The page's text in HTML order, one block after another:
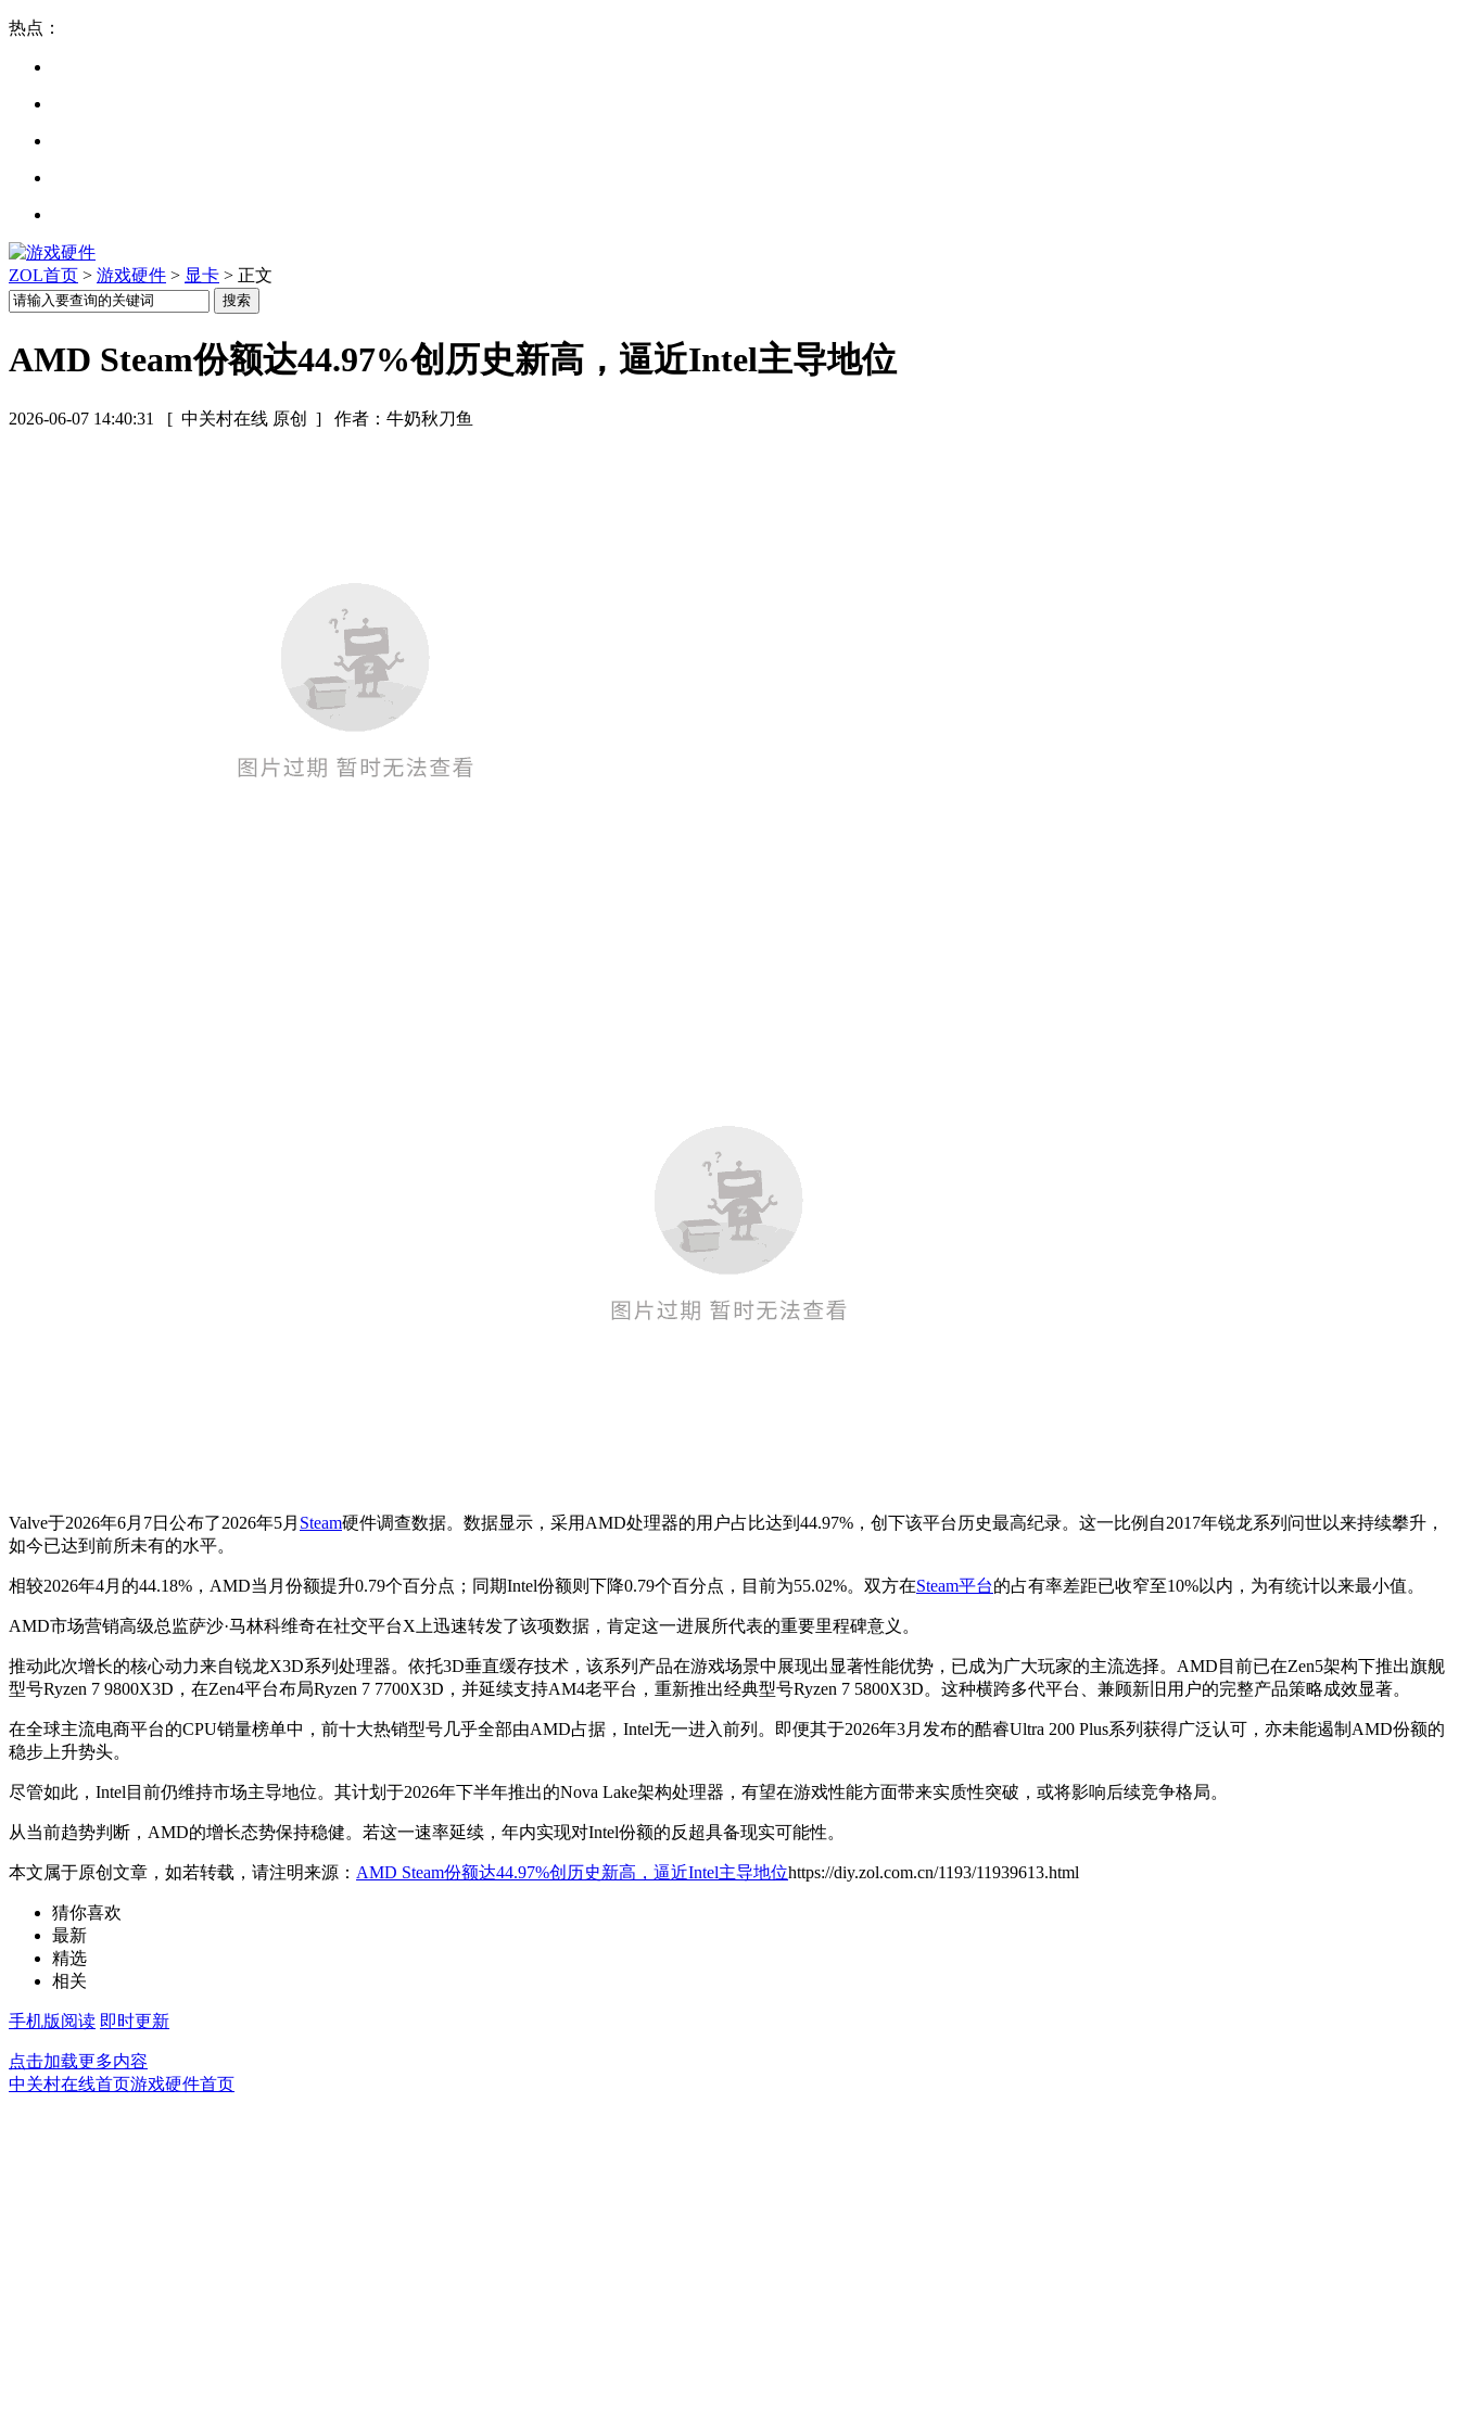
热点：
ZOL首页 > 游戏硬件 > 显卡 > 正文
AMD Steam份额达44.97%创历史新高，逼近Intel主导地位
2026-06-07 14:40:31 [ 中关村在线 原创 ] 作者：牛奶秋刀鱼
Valve于2026年6月7日公布了2026年5月 Steam硬件调查数据。数据显示，采用AMD处理器的用户占比达到44.97%，创下该平台历史最高纪录。这一比例自2017年锐龙系列问世以来持续攀升，
如今已达到前所未有的水平。
相较2026年4月的44.18%，AMD当月份额提升0.79个百分点；同期Intel份额则下降0.79个百分点，目前为55.02%。双方在Steam平台的占有率差距已收窄至10%以内，为有统计以来最小值。
AMD市场营销高级总监萨沙·马林科维奇在社交平台X上迅速转发了该项数据，肯定这一进展所代表的重要里程碑意义。
推动此次增长的核心动力来自锐龙X3D系列处理器。依托3D垂直缓存技术，该系列产品在游戏场景中展现出显著性能优势，已成为广大玩家的主流选择。AMD目前已在Zen5架构下推出旗舰
型号Ryzen 7 9800X3D，在Zen4平台布局Ryzen 7 7700X3D，并延续支持AM4老平台，重新推出经典型号Ryzen 7 5800X3D。这种横跨多代平台、兼顾新旧用户的完整产品策略成效显著。
在全球主流电商平台的CPU销量榜单中，前十大热销型号几乎全部由AMD占据，Intel无一进入前列。即便其于2026年3月发布的酷睿Ultra 200 Plus系列获得广泛认可，亦未能遏制AMD份额的
稳步上升势头。
尽管如此，Intel目前仍维持市场主导地位。其计划于2026年下半年推出的Nova Lake架构处理器，有望在游戏性能方面带来实质性突破，或将影响后续竞争格局。
从当前趋势判断，AMD的增长态势保持稳健。若这一速率延续，年内实现对Intel份额的反超具备现实可能性。
本文属于原创文章，如若转载，请注明来源： AMD Steam份额达44.97%创历史新高，逼近Intel主导地位https://diy.zol.com.cn/1193/11939613.html
猜你喜欢
最新
精选
相关
手机版阅读 即时更新
点击加载更多内容
中关村在线首页游戏硬件首页